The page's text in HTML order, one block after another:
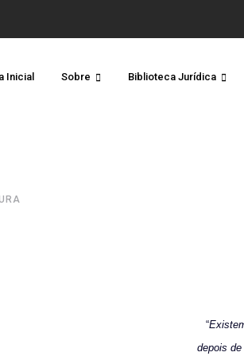
Inicial Sobre Biblioteca Jurídica
“
depois